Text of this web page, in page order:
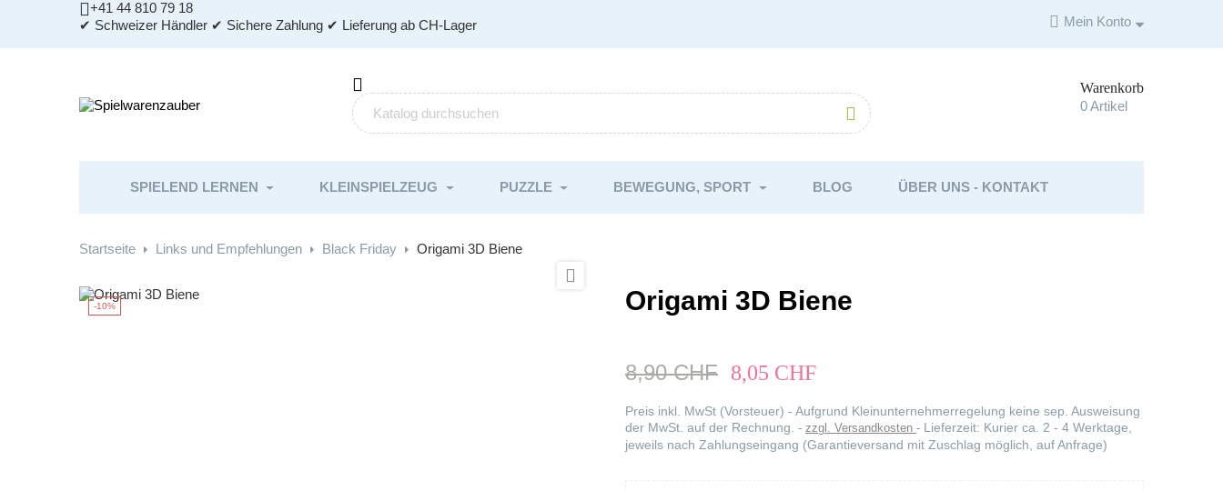
+41 44 810 79 18
✔ Schweizer Händler ✔ Sichere Zahlung ✔ Lieferung ab CH-Lager
 Mein Konto
Warenkorb
0Artikel


SPIELEND LERNEN KLEINSPIELZEUG PUZZLE BEWEGUNG, SPORT BLOG ÜBER UNS - KONTAKT
Startseite Links und Empfehlungen Black Friday Origami 3D Biene
-10%

Origami 3D Biene
8,90 CHF 8,05 CHF
Preis inkl. MwSt (Vorsteuer) - Aufgrund Kleinunternehmerregelung keine sep. Ausweisung
der MwSt. auf der Rechnung.
zzgl. Versandkosten
Lieferzeit: Kurier ca. 2 - 4 Werktage,
jeweils nach Zahlungseingang (Garantieversand mit Zuschlag möglich, auf Anfrage)